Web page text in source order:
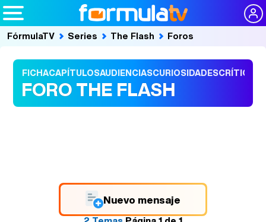
FórmulaTV Series The Flash Foros
FICHACAPÍTULOSAUDIENCIASCURIOSIDADESCRÍTICAS
FORO THE FLASH
Nuevo mensaje